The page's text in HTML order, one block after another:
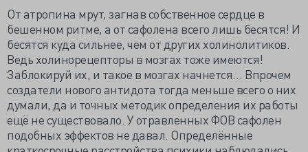
От атропина мрут, загнав собственное сердце в
бешенном ритме, а от сафолена всего лишь бесятся! И
бесятся куда сильнее, чем от других холинолитиков.
Ведь холинорецепторы в мозгах тоже имеются!
Заблокируй их, и такое в мозгах начнется… Впрочем
создатели нового антидота тогда меньше всего о них
думали, да и точных методик определения их работы
ещё не существовало. У отравленных ФОВ сафолен
подобных эффектов не давал. Определённые